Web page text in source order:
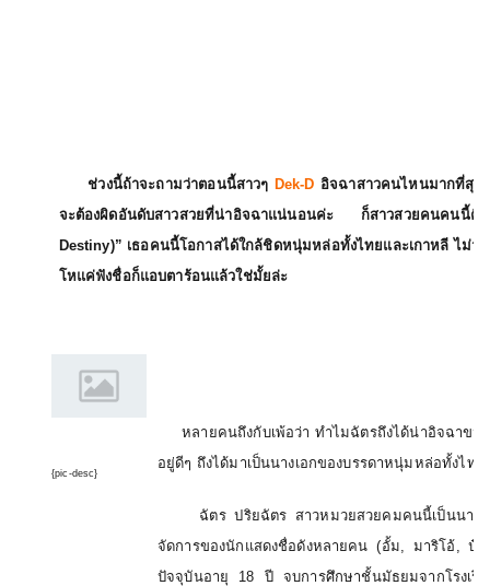
ช่วงนี้ถ้าจะถามว่าตอนนี้สาวๆ Dek-D อิจฉาสาวคนไหนมากที่สุด
จะต้องผิดอันดับสาวสวยที่น่าอิจฉาแน่นอนค่ะ ก็สาวสวยคนคนนี้
Destiny)” เธอคนนี้โอกาสได้ใกล้ชิดหนุ่มหล่อทั้งไทยและเกาหลี ไม่ว่า
โหแค่ฟังชื่อก็แอบตาร้อนแล้วใช่มั้ยล่ะ
{pic-desc}
หลายคนถึงกับเพ้อว่า ทำไมฉัตรถึงได้น่าอิจฉาขนา
อยู่ดีๆ ถึงได้มาเป็นนางเอกของบรรดาหนุ่มหล่อทั้งไท
ฉัตร ปริยฉัตร สาวหมวยสวยคมคนนี้เป็นนางเ
จัดการของนักแสดงชื่อดังหลายคน(อั้ม, มาริโอ้ ,ป๋อ
ปัจจุบันอายุ 18 ปี จบการศึกษาชั้นมัธยมจากโรงเ